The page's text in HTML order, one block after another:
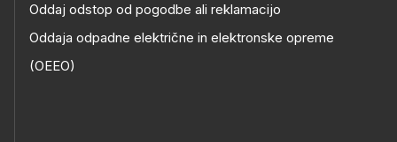
Oddaj odstop od pogodbe ali reklamacijo
Oddaja odpadne električne in elektronske opreme
(OEEO)